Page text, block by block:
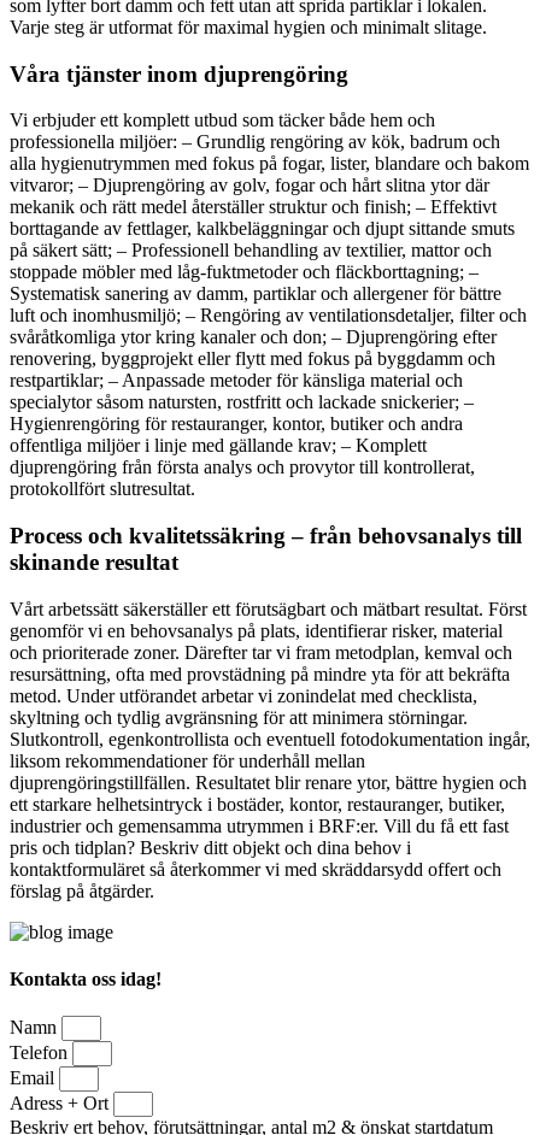
som lyfter bort damm och fett utan att sprida partiklar i lokalen.
Varje steg är utformat för maximal hygien och minimalt slitage.
Våra tjänster inom djuprengöring
Vi erbjuder ett komplett utbud som täcker både hem och
professionella miljöer: – Grundlig rengöring av kök, badrum och
alla hygienutrymmen med fokus på fogar, lister, blandare och bakom
vitvaror; – Djuprengöring av golv, fogar och hårt slitna ytor där
mekanik och rätt medel återställer struktur och finish; – Effektivt
borttagande av fettlager, kalkbeläggningar och djupt sittande smuts
på säkert sätt; – Professionell behandling av textilier, mattor och
stoppade möbler med låg-fuktmetoder och fläckborttagning; –
Systematisk sanering av damm, partiklar och allergener för bättre
luft och inomhusmiljö; – Rengöring av ventilationsdetaljer, filter och
svåråtkomliga ytor kring kanaler och don; – Djuprengöring efter
renovering, byggprojekt eller flytt med fokus på byggdamm och
restpartiklar; – Anpassade metoder för känsliga material och
specialytor såsom natursten, rostfritt och lackade snickerier; –
Hygienrengöring för restauranger, kontor, butiker och andra
offentliga miljöer i linje med gällande krav; – Komplett
djuprengöring från första analys och provytor till kontrollerat,
protokollfört slutresultat.
Process och kvalitetssäkring – från behovsanalys till
skinande resultat
Vårt arbetssätt säkerställer ett förutsägbart och mätbart resultat. Först
genomför vi en behovsanalys på plats, identifierar risker, material
och prioriterade zoner. Därefter tar vi fram metodplan, kemval och
resursättning, ofta med provstädning på mindre yta för att bekräfta
metod. Under utförandet arbetar vi zonindelat med checklista,
skyltning och tydlig avgränsning för att minimera störningar.
Slutkontroll, egenkontrollista och eventuell fotodokumentation ingår,
liksom rekommendationer för underhåll mellan
djuprengöringstillfällen. Resultatet blir renare ytor, bättre hygien och
ett starkare helhetsintryck i bostäder, kontor, restauranger, butiker,
industrier och gemensamma utrymmen i BRF:er. Vill du få ett fast
pris och tidplan? Beskriv ditt objekt och dina behov i
kontaktformuläret så återkommer vi med skräddarsydd offert och
förslag på åtgärder.
Kontakta oss idag!
Namn
Telefon
Email
Adress + Ort
Beskriv ert behov, förutsättningar, antal m2 & önskat startdatum